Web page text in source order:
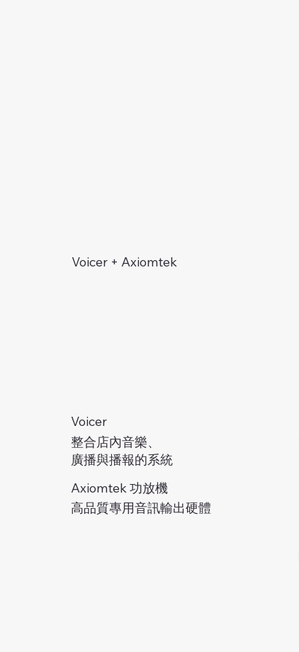
Voicer + Axiomtek
Voicer
整合店內音樂、
廣播與播報的系統
Axiomtek 功放機
高品質專用音訊輸出硬體